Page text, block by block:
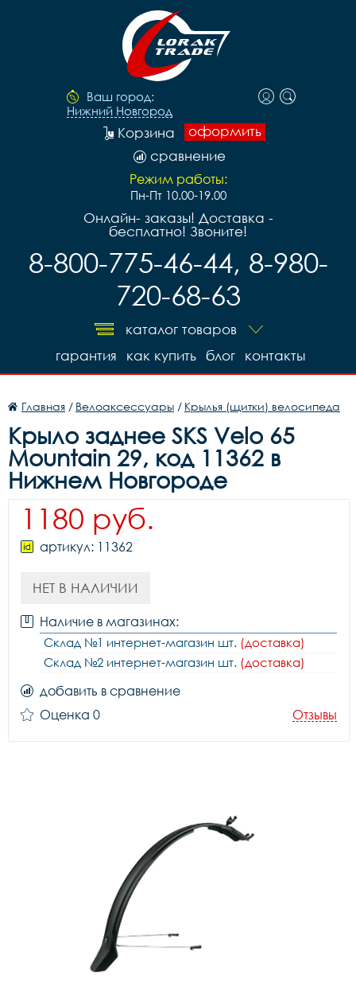
Ваш город:
Нижний Новгород
оформить
Корзина
сравнение
Режим работы:
Пн-Пт 10.00-19.00
Онлайн- заказы! Доставка -
бесплатно! Звоните!
8-800-775-46-44, 8-980-
720-68-63
каталог товаров
контакты
блог
как купить
гарантия
Главная / Велоаксессуары / Крылья (щитки) велосипеда
Крыло заднее SKS Velo 65
Mountain 29, код 11362 в
Нижнем Новгороде
1180 руб.
артикул: 11362
НЕТ В НАЛИЧИИ
Наличие в магазинах:
Склад №1 интернет-магазин шт. (доставка)
Склад №2 интернет-магазин шт. (доставка)
добавить в сравнение
Оценка 0
Отзывы